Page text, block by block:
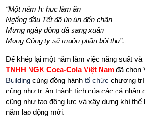
“Một năm hì huc làm ăn
Ngẩng đầu Tết đã ùn ùn đến chân
Mừng ngày đông đã sang xuân
Mong Công ty sẽ muôn phần bội thu”.
Để khép lại một năm làm việc năng suất và
TNHH NGK Coca-Cola Việt Nam đã chọn
Building cùng đồng hành tổ chức chương
cũng như tri ân thành tích của các cá nhân
cũng như tạo động lực và xây dựng khí thế
năm lao động mới.